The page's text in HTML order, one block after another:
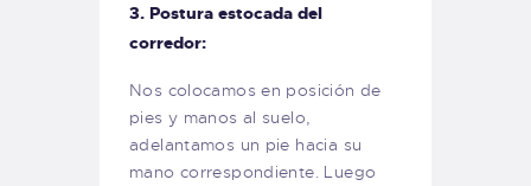
3. Postura estocada del
corredor:
Nos colocamos en posición de
pies y manos al suelo,
adelantamos un pie hacia su
mano correspondiente. Luego